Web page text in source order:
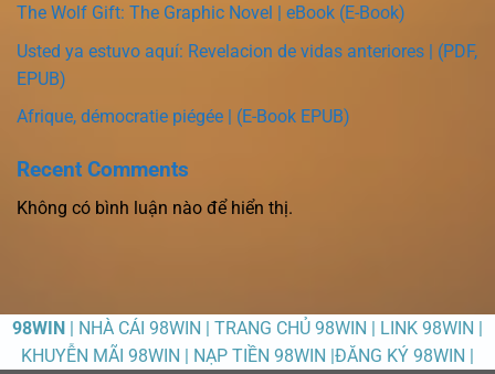
The Wolf Gift: The Graphic Novel | eBook (E-Book)
Usted ya estuvo aquí: Revelacion de vidas anteriores | (PDF,
EPUB)
Afrique, démocratie piégée | (E-Book EPUB)
Recent Comments
Không có bình luận nào để hiển thị.
98WIN | NHÀ CÁI 98WIN | TRANG CHỦ 98WIN | LINK 98WIN |
KHUYỄN MÃI 98WIN | NẠP TIỀN 98WIN |ĐĂNG KÝ 98WIN |